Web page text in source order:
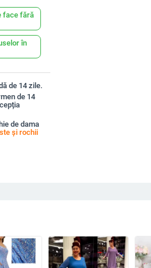
face fără
în
de 14 zile.
de 14
de dama
și rochii